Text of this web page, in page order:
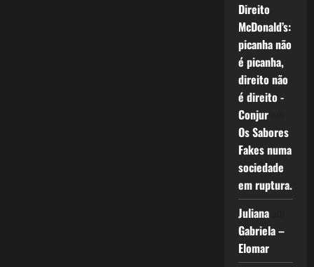
Direito
McDonald’s:
picanha não
é picanha,
direito não
é direito -
Conjurem
Os Sabores
Fakes numa
sociedade
em ruptura.
Julianaem
Gabriela –
Elomar